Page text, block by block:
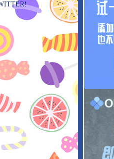
，確保並自負安全，
負安全，完成各项任